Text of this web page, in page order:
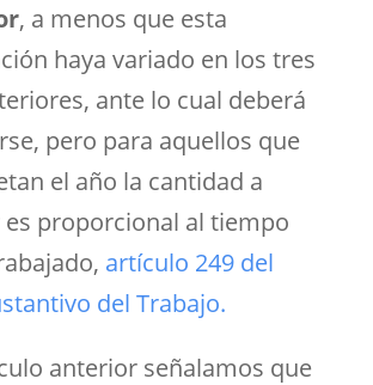
, a menos que esta
haya variado en los tres
ante lo cual deberá
pero para aquellos que
el año la cantidad a
proporcional al tiempo
artículo 249 del
del Trabajo.
anterior señalamos que